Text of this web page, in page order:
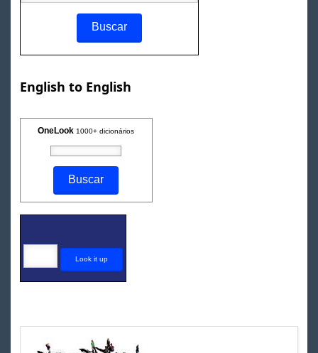
English to English
OneLook 1000+ dicionários